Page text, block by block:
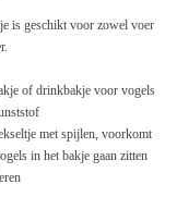
is geschikt voor zowel voer
of drinkbakje voor vogels
met spijlen, voorkomt
in het bakje gaan zitten